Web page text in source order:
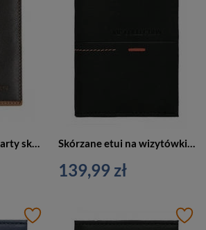
Etui na wizytówki, karty skórzane ciemno brązowe Vip Collection Bologna 15 BRC Skórzane etui na wizytówki, karty czarne RFID Vip Collection Beverly Hills 15C BL
139,99 zł